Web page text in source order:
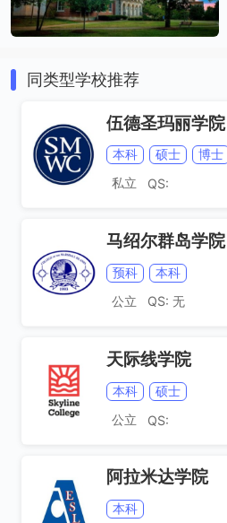
社会工作
同类型学校推荐
伍德圣玛丽学院
本科 硕士
博士
私立
QS:
马绍尔群岛学院
预科
本科
公立
QS: 无
天际线学院
本科
硕士
公立
QS:
阿拉米达学院
本科